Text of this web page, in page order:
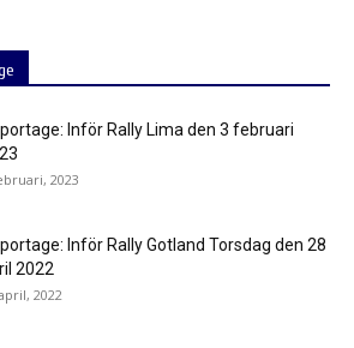
Inför Rally Lima den 3 februari
2023
Inför Rally Gotland Torsdag den 28
2022
2022